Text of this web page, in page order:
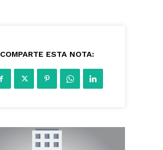
COMPARTE ESTA NOTA: